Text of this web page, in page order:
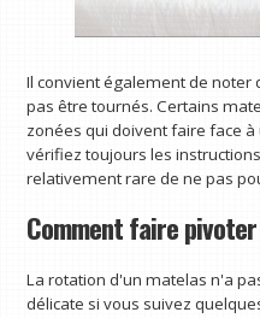
Il convient également de
pas être tournés. Certains
zonées qui doivent faire face
vérifiez toujours les
relativement rare de ne pas
Comment faire
La rotation d'un matelas n'a
délicate si vous suivez